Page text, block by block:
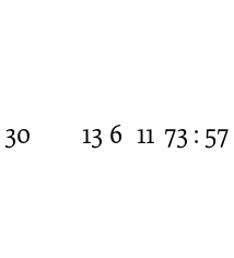
30
13 6 11 73 : 57